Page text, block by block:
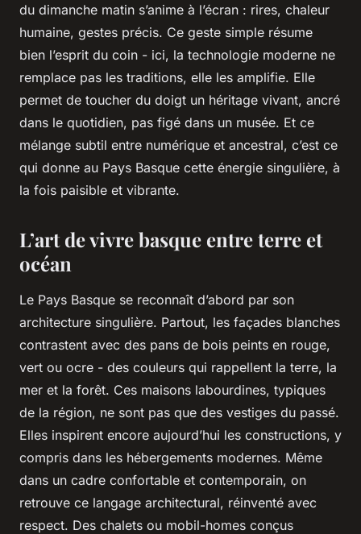
du dimanche matin s’anime à l’écran : rires, chaleur
humaine, gestes précis. Ce geste simple résume
bien l’esprit du coin - ici, la technologie moderne ne
remplace pas les traditions, elle les amplifie. Elle
permet de toucher du doigt un héritage vivant, ancré
dans le quotidien, pas figé dans un musée. Et ce
mélange subtil entre numérique et ancestral, c’est ce
qui donne au Pays Basque cette énergie singulière, à
la fois paisible et vibrante.
L’art de vivre basque entre terre et
océan
Le Pays Basque se reconnaît d’abord par son
architecture singulière. Partout, les façades blanches
contrastent avec des pans de bois peints en rouge,
vert ou ocre - des couleurs qui rappellent la terre, la
mer et la forêt. Ces maisons labourdines, typiques
de la région, ne sont pas que des vestiges du passé.
Elles inspirent encore aujourd’hui les constructions, y
compris dans les hébergements modernes. Même
dans un cadre confortable et contemporain, on
retrouve ce langage architectural, réinventé avec
respect. Des chalets ou mobil-homes conçus